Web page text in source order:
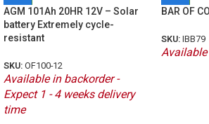
AGM 101Ah 20HR 12V – Solar
battery Extremely cycle-
resistant
SKU: OF100-12
Available in backorder -
Expect 1 - 4 weeks delivery
time
BAR OF
SKU: IBB79